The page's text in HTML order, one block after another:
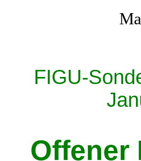
FIGU-
Offener